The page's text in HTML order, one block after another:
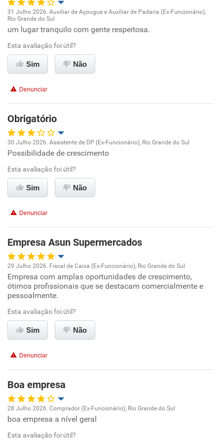
Recomenda a diretoria
Oportunidade de promoção
Ambiente de trabalho
Conciliação com a vida familiar
Recomenda esta empresa
Recomenda a diretoria
31 Julho 2026. Auxiliar de Açougue e Auxiliar de Padaria (Ex-Funcionário),
Rio Grande do Sul
um lugar tranquilo com gente respeitosa.
Esta avaliação foi útil?
Sim Não
Denunciar
Obrigatório
Oportunidade de promoção
Ambiente de trabalho
Benefícios
Recomenda esta empresa
Não recomenda a diretoria
30 Julho 2026. Assistente de DP (Ex-Funcionário), Rio Grande do Sul
Possibilidade de crescimento
Esta avaliação foi útil?
Sim Não
Denunciar
Empresa Asun Supermercados
Oportunidade de promoção
Conciliação com a vida familiar
29 Julho 2026. Fiscal de Caixa (Ex-Funcionário), Rio Grande do Sul
Empresa com amplas oportunidades de crescimento,
ótimos profissionais que se destacam comercialmente e
pessoalmente.
Esta avaliação foi útil?
Sim Não
Denunciar
Boa empresa
Oportunidade de promoção
28 Julho 2026. Comprador (Ex-Funcionário), Rio Grande do Sul
boa empresa a nível geral
Esta avaliação foi útil?